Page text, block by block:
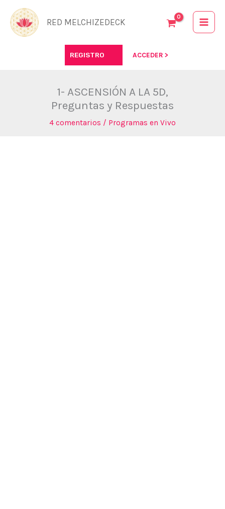
contenido
RED MELCHIZEDECK
REGISTRO ACCEDER >
1- ASCENSIÓN A LA 5D,
Preguntas y Respuestas
4 comentarios / Programas en Vivo